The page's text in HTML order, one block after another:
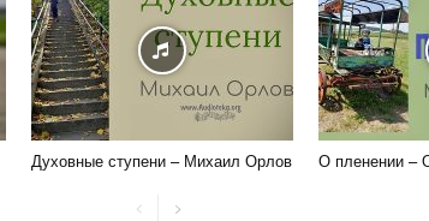
Духовные ступени – Михаил Орлов О пленении –